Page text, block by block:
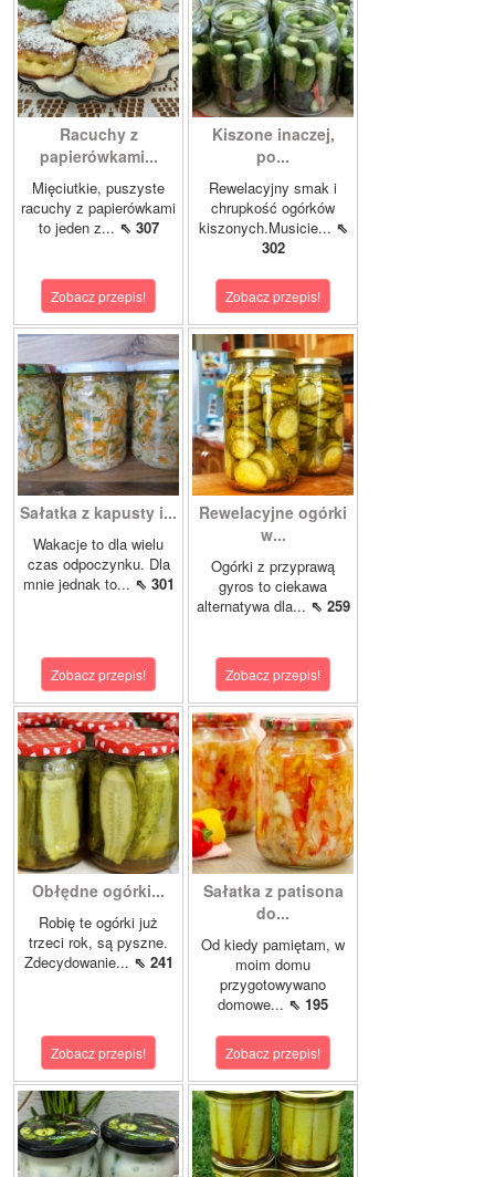
Racuchy z
papierówkami...
Mięciutkie, puszyste
racuchy z papierówkami
to jeden z... ⇖ 307
Zobacz przepis!
Kiszone inaczej,
po...
Rewelacyjny smak i
chrupkość ogórków
kiszonych.Musicie... ⇖
302
Zobacz przepis!
Sałatka z kapusty i...
Wakacje to dla wielu
czas odpoczynku. Dla
mnie jednak to... ⇖ 301
Zobacz przepis!
Rewelacyjne ogórki
w...
Ogórki z przyprawą
gyros to ciekawa
alternatywa dla... ⇖ 259
Zobacz przepis!
Obłędne ogórki...
Robię te ogórki już
trzeci rok, są pyszne.
Zdecydowanie... ⇖ 241
Zobacz przepis!
Sałatka z patisona
do...
Od kiedy pamiętam, w
moim domu
przygotowywano
domowe... ⇖ 195
Zobacz przepis!